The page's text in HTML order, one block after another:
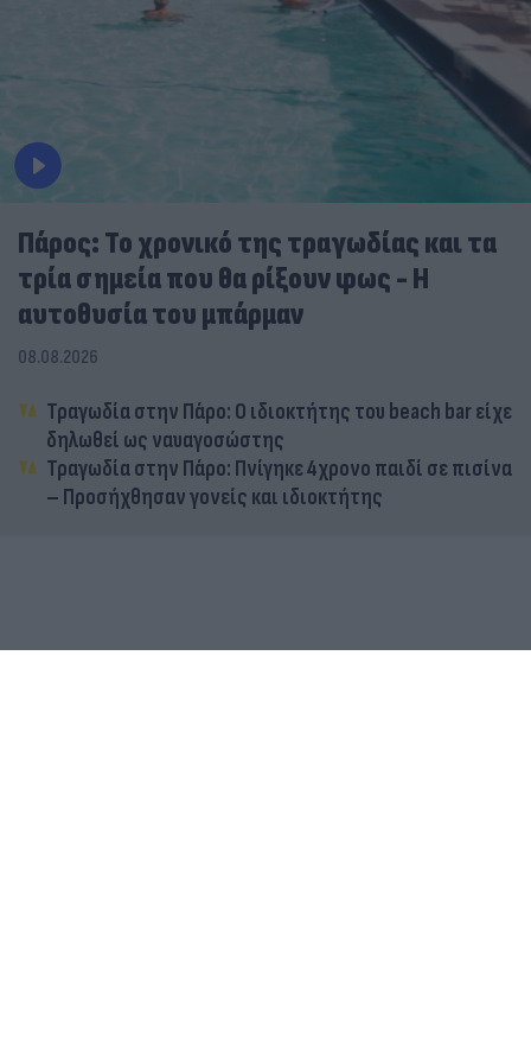
Πάρος: Το χρονικό της τραγωδίας και τα
τρία σημεία που θα ρίξουν φως - Η
αυτοθυσία του μπάρμαν
08.08.2026
Τραγωδία στην Πάρο: Ο ιδιοκτήτης του beach bar είχε
δηλωθεί ως ναυαγοσώστης
Τραγωδία στην Πάρο: Πνίγηκε 4χρονο παιδί σε πισίνα
– Προσήχθησαν γονείς και ιδιοκτήτης